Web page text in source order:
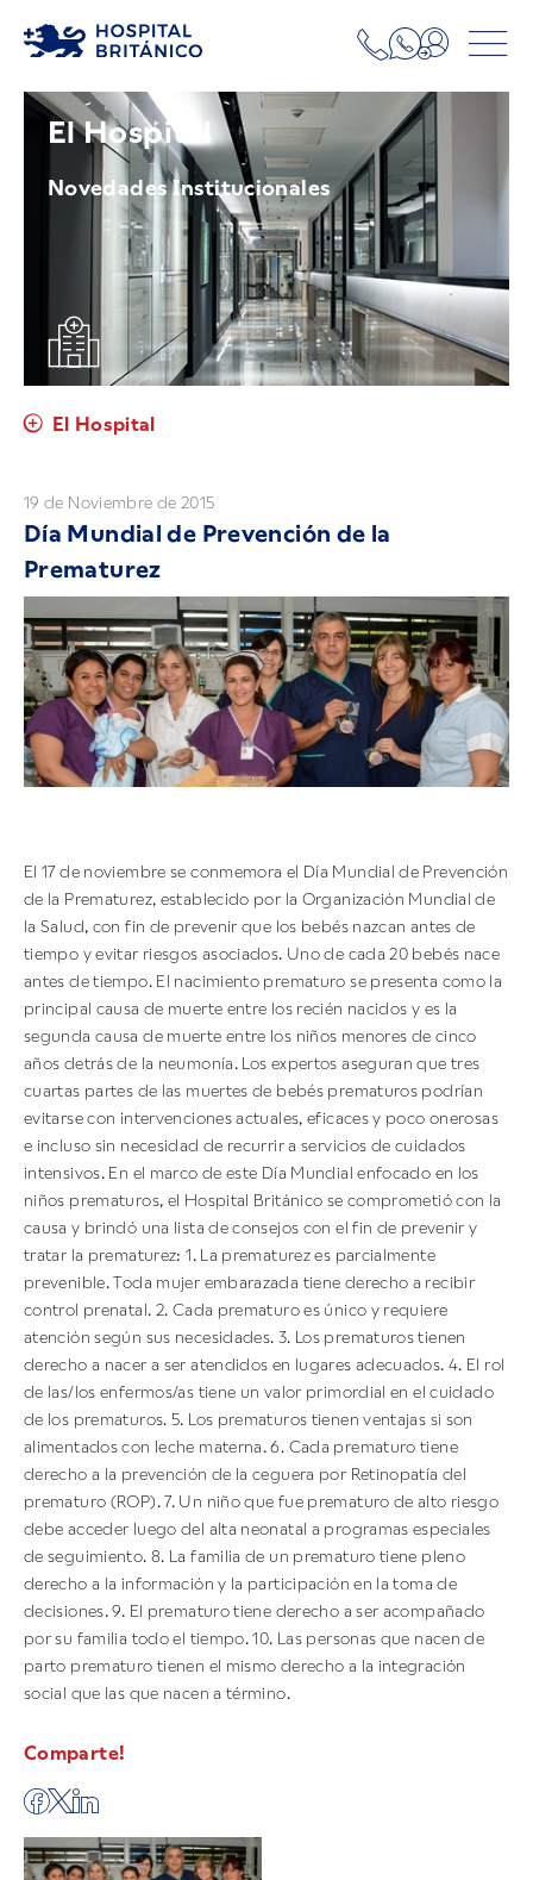
El Hospital
Novedades Institucionales
El Hospital
19 de Noviembre de 2015
Día Mundial de Prevención de la
Prematurez
El 17 de noviembre se conmemora el Día Mundial de Prevención
de la Prematurez, establecido por la Organización Mundial de
la Salud, con fin de prevenir que los bebés nazcan antes de
tiempo y evitar riesgos asociados. Uno de cada 20 bebés nace
antes de tiempo. El nacimiento prematuro se presenta como la
principal causa de muerte entre los recién nacidos y es la
segunda causa de muerte entre los niños menores de cinco
años detrás de la neumonía. Los expertos aseguran que tres
cuartas partes de las muertes de bebés prematuros podrían
evitarse con intervenciones actuales, eficaces y poco onerosas
e incluso sin necesidad de recurrir a servicios de cuidados
intensivos. En el marco de este Día Mundial enfocado en los
niños prematuros, el Hospital Británico se comprometió con la
causa y brindó una lista de consejos con el fin de prevenir y
tratar la prematurez: 1. La prematurez es parcialmente
prevenible. Toda mujer embarazada tiene derecho a recibir
control prenatal. 2. Cada prematuro es único y requiere
atención según sus necesidades. 3. Los prematuros tienen
derecho a nacer a ser atendidos en lugares adecuados. 4. El rol
de las/los enfermos/as tiene un valor primordial en el cuidado
de los prematuros. 5. Los prematuros tienen ventajas si son
alimentados con leche materna. 6. Cada prematuro tiene
derecho a la prevención de la ceguera por Retinopatía del
prematuro (ROP). 7. Un niño que fue prematuro de alto riesgo
debe acceder luego del alta neonatal a programas especiales
de seguimiento. 8. La familia de un prematuro tiene pleno
derecho a la información y la participación en la toma de
decisiones. 9. El prematuro tiene derecho a ser acompañado
por su familia todo el tiempo. 10. Las personas que nacen de
parto prematuro tienen el mismo derecho a la integración
social que las que nacen a término.
Comparte!